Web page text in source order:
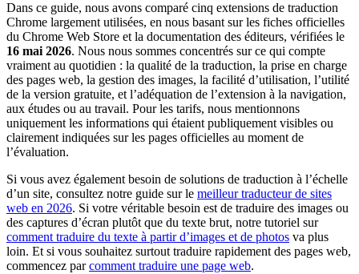
Dans ce guide, nous avons comparé cinq extensions de traduction
Chrome largement utilisées, en nous basant sur les fiches officielles
du Chrome Web Store et la documentation des éditeurs, vérifiées le
16 mai 2026. Nous nous sommes concentrés sur ce qui compte
vraiment au quotidien : la qualité de la traduction, la prise en charge
des pages web, la gestion des images, la facilité d’utilisation, l’utilité
de la version gratuite, et l’adéquation de l’extension à la navigation,
aux études ou au travail. Pour les tarifs, nous mentionnons
uniquement les informations qui étaient publiquement visibles ou
clairement indiquées sur les pages officielles au moment de
l’évaluation.
Si vous avez également besoin de solutions de traduction à l’échelle
d’un site, consultez notre guide sur le meilleur traducteur de sites
web en 2026. Si votre véritable besoin est de traduire des images ou
des captures d’écran plutôt que du texte brut, notre tutoriel sur
comment traduire du texte à partir d’images et de photos va plus
loin. Et si vous souhaitez surtout traduire rapidement des pages web,
commencez parcomment traduire une page web.